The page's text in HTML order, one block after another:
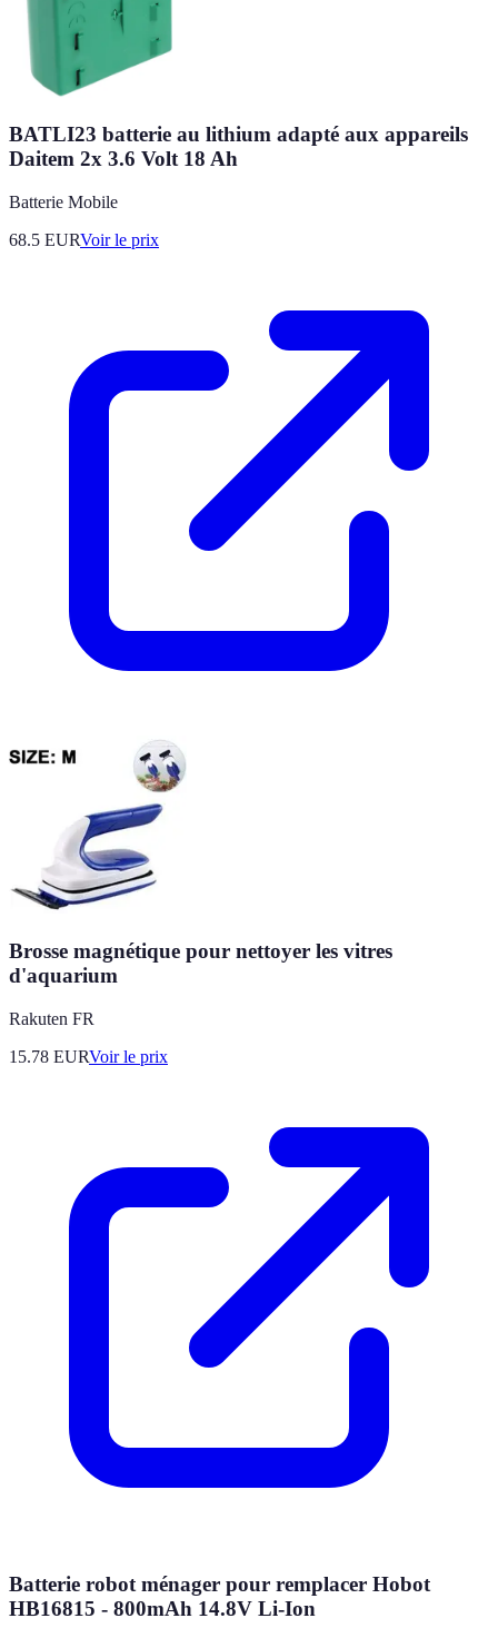
BATLI23 batterie au lithium adapté aux appareils
Daitem 2x 3.6 Volt 18 Ah
Batterie Mobile
68.5 EURVoir le prix
Brosse magnétique pour nettoyer les vitres
d'aquarium
Rakuten FR
15.78 EURVoir le prix
Batterie robot ménager pour remplacer Hobot
HB16815 - 800mAh 14.8V Li-Ion